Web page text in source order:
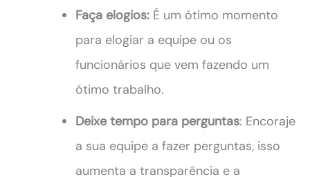
Faça elogios: É um ótimo momento
para elogiar a equipe ou os
funcionários que vem fazendo um
ótimo trabalho.
Deixe tempo para perguntas: Encoraje
a sua equipe a fazer perguntas, isso
aumenta a transparência e a